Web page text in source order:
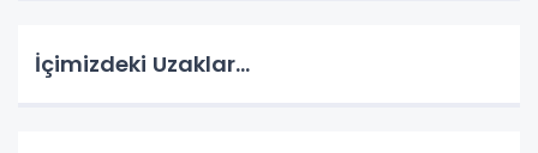
İçimizdeki Uzaklar…